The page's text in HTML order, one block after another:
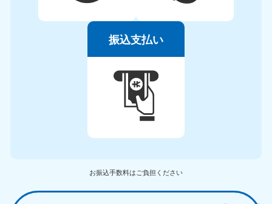
振込支払い
お振込手数料はご負担ください